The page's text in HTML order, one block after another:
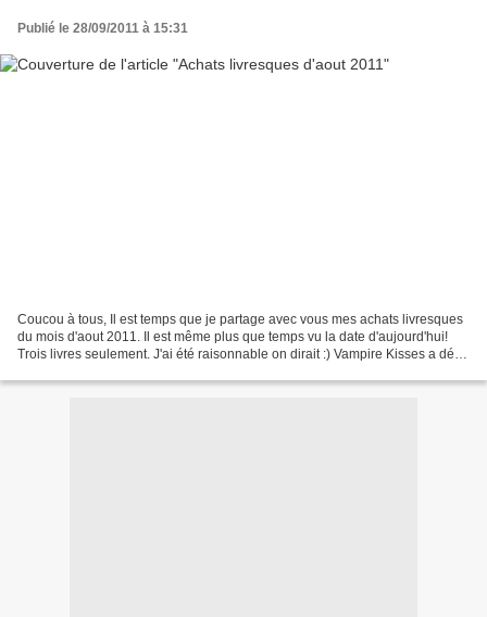
Publié le 28/09/2011 à 15:31
Coucou à tous, Il est temps que je partage avec vous mes achats livresques
du mois d'aout 2011. Il est même plus que temps vu la date d'aujourd'hui!
Trois livres seulement. J'ai été raisonnable on dirait :) Vampire Kisses a déjà